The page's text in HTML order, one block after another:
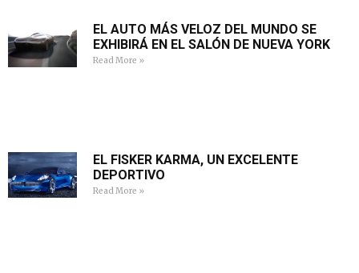
EL AUTO MÁS VELOZ DEL MUNDO SE
EXHIBIRÁ EN EL SALÓN DE NUEVA YORK
Read More »
EL FISKER KARMA, UN EXCELENTE
DEPORTIVO
Read More »